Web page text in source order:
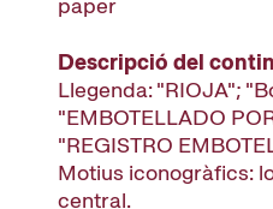
Descripció del
Llegenda: "RIOJA";
"EMBOTELLADO
"REGISTRO
Motius iconogràfics:
central.